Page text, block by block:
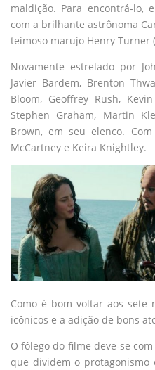
maldição. Para encontrá-lo,
com a brilhante astrônoma
teimoso marujo Henry Turner
Novamente estrelado por
Javier Bardem, Brenton
Bloom, Geoffrey Rush,
Stephen Graham, Martin
Brown, em seu elenco.
McCartney e Keira Knightley.
Como é bom voltar aos sete
icônicos e a adição de bons
O fôlego do filme deve-se
que dividem o protagonismo